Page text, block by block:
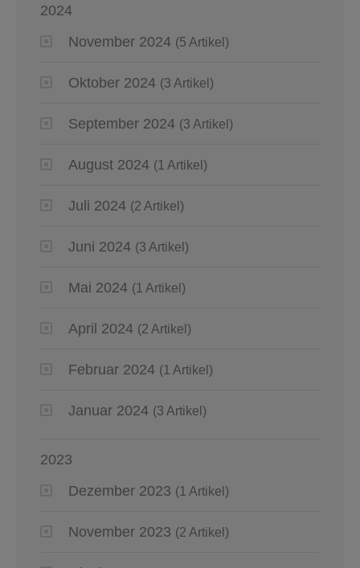
2024
November 2024 (5 Artikel)
Oktober 2024 (3 Artikel)
September 2024 (3 Artikel)
August 2024 (1 Artikel)
Juli 2024 (2 Artikel)
Juni 2024 (3 Artikel)
Mai 2024 (1 Artikel)
April 2024 (2 Artikel)
Februar 2024 (1 Artikel)
Januar 2024 (3 Artikel)
2023
Dezember 2023 (1 Artikel)
November 2023 (2 Artikel)